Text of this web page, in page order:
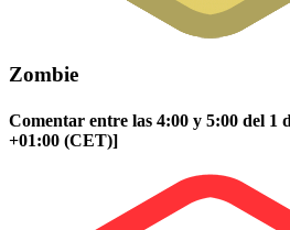
Zombie
Comentar entre las 4:00 y 5:00 del 1
+01:00 (CET)]